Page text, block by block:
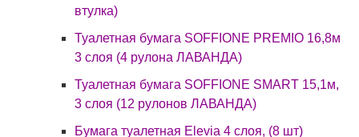
втулка)
Туалетная бумага SOFFIONE PRЕMIO 16,8м
3 слоя (4 рулона ЛАВАНДА)
Туалетная бумага SOFFIONE SMART 15,1м,
3 слоя (12 рулонов ЛАВАНДА)
Бумага туалетная Elevia 4 слоя, (8 шт)